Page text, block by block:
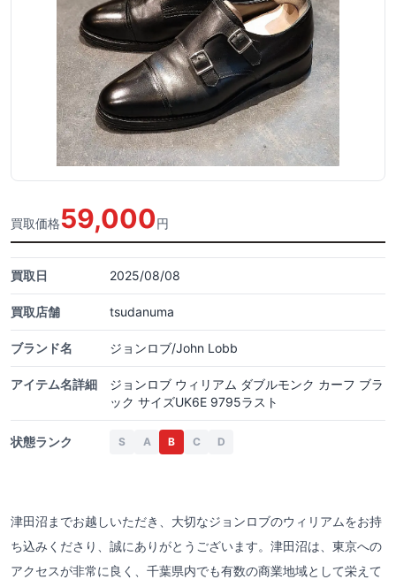
買取価格59,000円
買取日 2025/08/08
買取店舗 tsudanuma
ブランド名 ジョンロブ/John Lobb
アイテム名詳細
ジョンロブ ウィリアム ダブルモンク カーフ ブラ
ック サイズUK6E 9795ラスト
状態ランク S A B C D
津田沼までお越しいただき、大切なジョンロブのウィリアムをお持
ち込みくださり、誠にありがとうございます。津田沼は、東京への
アクセスが非常に良く、千葉県内でも有数の商業地域として栄えて